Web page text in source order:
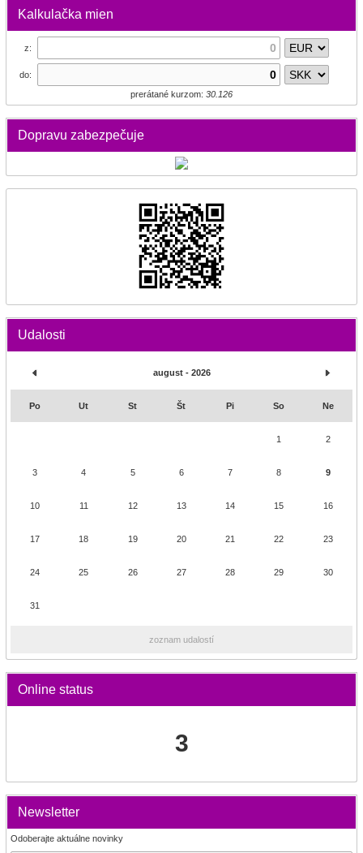
Kalkulačka mien
z:
do:
prerátané kurzom: 30.126
Dopravu zabezpečuje
Udalosti
august - 2026
Po Ut St Št Pi So Ne
1 2
3 4 5 6 7 8 9
10 11 12 13 14 15 16
17 18 19 20 21 22 23
24 25 26 27 28 29 30
31
zoznam udalostí
Online status
3
Newsletter
Odoberajte aktuálne novinky